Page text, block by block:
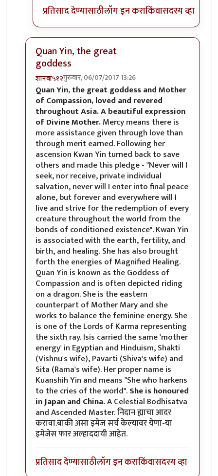
प्रतिसाद देण्यासाठीलॉग इन कराकिंवासदस्य व्हा
Quan Yin, the great
goddess
शानबा५१२गुरुवार, 06/07/2017 13:26
In reply toरेकाई काय क्युट दिसतेय हो,byअभ्या..
Quan Yin, the great goddess and Mother
of Compassion, loved and revered
throughout Asia. A beautiful expression
of Divine Mother.Mercy means there is
more assistance given through love than
through merit earned. Following her
ascension Kwan Yin turned back to save
others and made this pledge - "Never will I
seek, nor receive, private individual
salvation, never will I enter into final peace
alone, but forever and everywhere will I
live and strive for the redemption of every
creature throughout the world from the
bonds of conditioned existence". Kwan Yin
is associated with the earth, fertility, and
birth, and healing. She has also brought
forth the energies of Magnified Healing.
Quan Yin is known as the Goddess of
Compassion and is often depicted riding
on a dragon. She is the eastern
counterpart of Mother Mary and she
works to balance the feminine energy. She
is one of the Lords of Karma representing
the sixth ray. Isis carried the same 'mother
energy' in Egyptian and Hinduism, Shakti
(Vishnu's wife), Pavarti (Shiva's wife) and
Sita (Rama's wife). Her proper name is
Kuanshih Yin and means "She who harkens
to the cries of the world".She is honoured
in Japan and China.A Celestial Bodhisatva
and Ascended Master. निदान ह्याचा आदर
करावा.बाकी असा इमेज सर्च केल्यावर येणा-या
इमेजेस फार अल्हाददायी आहेत.
प्रतिसाद देण्यासाठीलॉग इन कराकिंवासदस्य व्हा